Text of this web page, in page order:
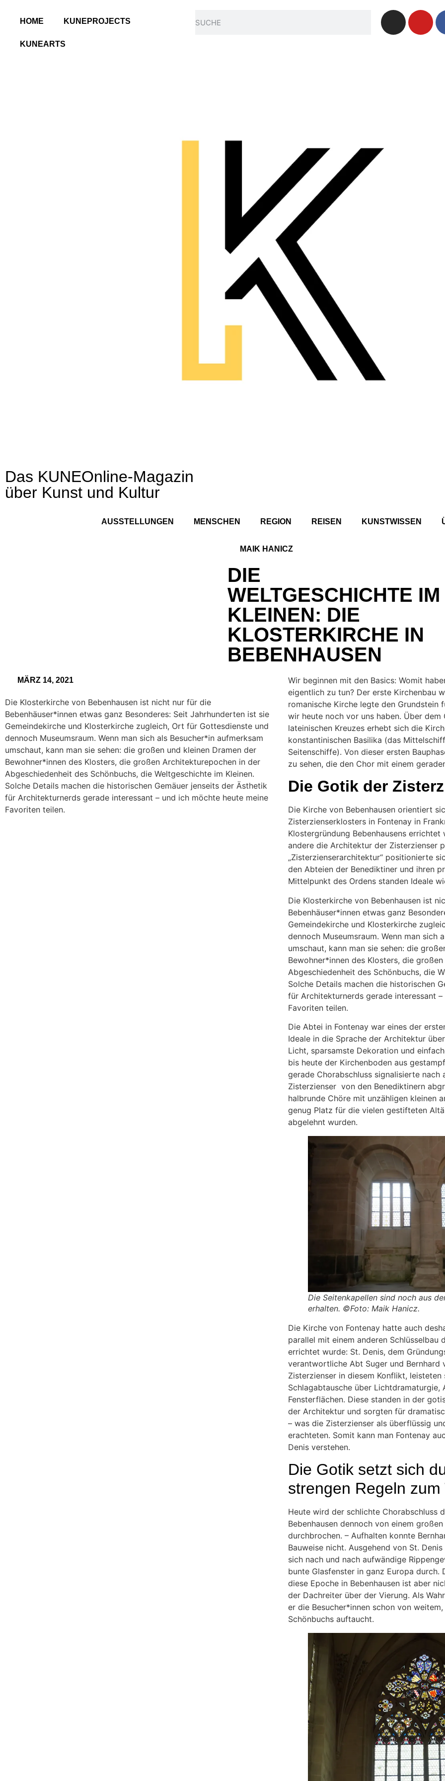
HOME KUNEPROJECTS
KUNEARTS
Das KUNEOnline-Magazin
über Kunst und Kultur
AUSSTELLUNGEN MENSCHEN REGION REISEN KUNSTWISSEN
MAIK HANICZ
DIE
WELTGESCHICHTE IM
KLEINEN: DIE
KLOSTERKIRCHE IN
BEBENHAUSEN
MÄRZ 14, 2021
Die Klosterkirche von Bebenhausen ist nicht nur für die
Bebenhäuser*innen etwas ganz Besonderes: Seit Jahrhunderten ist sie
Gemeindekirche und Klosterkirche zugleich, Ort für Gottesdienste und
dennoch Museumsraum. Wenn man sich als Besucher*in aufmerksam
umschaut, kann man sie sehen: die großen und kleinen Dramen der
Bewohner*innen des Klosters, die großen Architekturepochen in der
Abgeschiedenheit des Schönbuchs, die Weltgeschichte im Kleinen.
Solche Details machen die historischen Gemäuer jenseits der Ästhetik
für Architekturnerds gerade interessant – und ich möchte heute meine
Favoriten teilen.
Wir beginnen mit den Basics: Womit
eigentlich zu tun? Der erste Kirchenbau
romanische Kirche legte den Grundstein
wir heute noch vor uns haben. Über dem
lateinischen Kreuzes erhebt sich die
konstantinischen Basilika (das
Seitenschiffe). Von dieser ersten
zu sehen, die den Chor mit einem
Die Gotik der
Die Kirche von Bebenhausen orientiert
Zisterzienserklosters in Fontenay in
Klostergründung Bebenhausens
andere die Architektur der Zisterzienser
„Zisterzienserarchitektur“ positionierte
den Abteien der Benediktiner und ihren
Mittelpunkt des Ordens standen Ideale
Die Klosterkirche von Bebenhausen ist
Bebenhäuser*innen etwas ganz
Gemeindekirche und Klosterkirche
dennoch Museumsraum. Wenn man sich
umschaut, kann man sie sehen: die
Bewohner*innen des Klosters, die
Abgeschiedenheit des Schönbuchs, die
Solche Details machen die historischen
für Architekturnerds gerade interessant
Favoriten teilen.
Die Abtei in Fontenay war eines der
Ideale in die Sprache der Architektur
Licht, sparsamste Dekoration und
bis heute der Kirchenboden aus
gerade Chorabschluss signalisierte nach
Zisterzienser von den Benediktinern
halbrunde Chöre mit unzähligen kleinen
genug Platz für die vielen gestifteten
abgelehnt wurden.
Die Seitenkapellen sind noch aus
erhalten. ©Foto: Maik Hanicz.
Die Kirche von Fontenay hatte auch
parallel mit einem anderen Schlüsselbau
errichtet wurde: St. Denis, dem
verantwortliche Abt Suger und Bernhard
Zisterzienser in diesem Konflikt,
Schlagabtausche über Lichtdramaturgie,
Fensterflächen. Diese standen in der
der Architektur und sorgten für
– was die Zisterzienser als überflüssig
erachteten. Somit kann man Fontenay
Denis verstehen.
Die Gotik setzt sich
strengen Regeln zum
Heute wird der schlichte Chorabschluss
Bebenhausen dennoch von einem
durchbrochen. – Aufhalten konnte
Bauweise nicht. Ausgehend von St.
sich nach und nach aufwändige
bunte Glasfenster in ganz Europa durch.
diese Epoche in Bebenhausen ist aber
der Dachreiter über der Vierung. Als
er die Besucher*innen schon von
Schönbuchs auftaucht.